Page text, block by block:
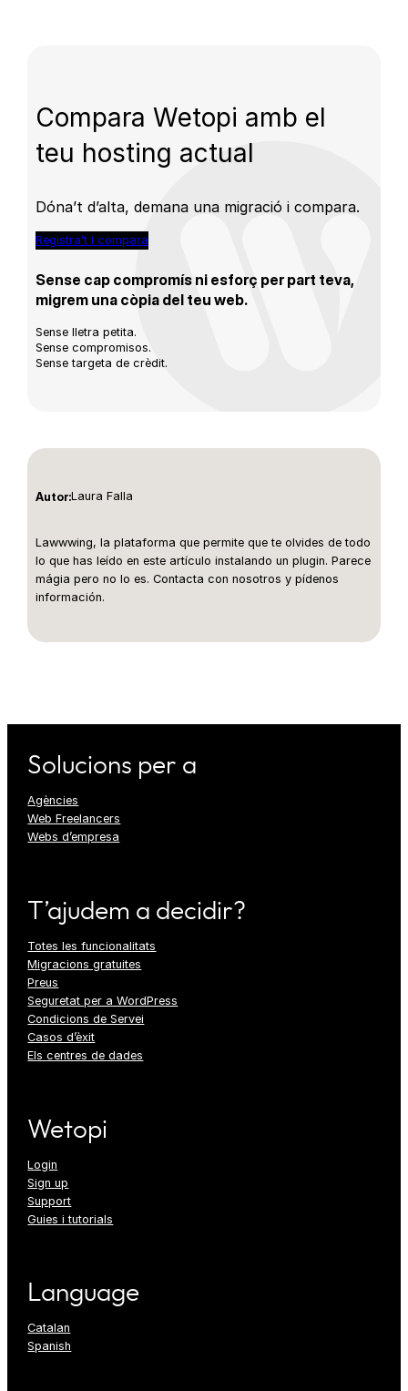
Compara Wetopi amb el
teu hosting actual
Dóna’t d’alta, demana una migració i compara.
Registra’t i compara
Sense cap compromís ni esforç per part teva,
migrem una còpia del teu web.
Sense lletra petita.
Sense compromisos.
Sense targeta de crèdit.
Autor:Laura Falla
Lawwwing, la plataforma que permite que te olvides de todo
lo que has leído en este artículo instalando un plugin. Parece
mágia pero no lo es. Contacta con nosotros y pídenos
información.
Solucions per a
Agències
Web Freelancers
Webs d’empresa
T’ajudem a decidir?
Totes les funcionalitats
Migracions gratuites
Preus
Seguretat per a WordPress
Condicions de Servei
Casos d’èxit
Els centres de dades
Wetopi
Login
Sign up
Support
Guies i tutorials
Language
Catalan
Spanish